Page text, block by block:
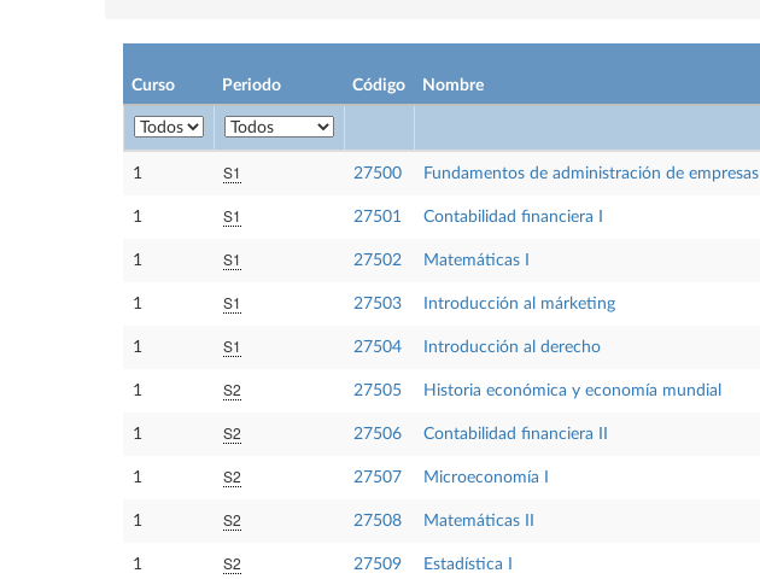
Curso Periodo Código Nombre
1 S1 27500 Fundamentos de administración de empresas
1 S1 27501 Contabilidad financiera I
1 S1 27502 Matemáticas I
1 S1 27503 Introducción al márketing
1 S1 27504 Introducción al derecho
1 S2 27505 Historia económica y economía mundial
1 S2 27506 Contabilidad financiera II
1 S2 27507 Microeconomía I
1 S2 27508 Matemáticas II
1 S2 27509 Estadística I